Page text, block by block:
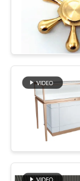
PLAN
SITE
PRIVACY
POLICY